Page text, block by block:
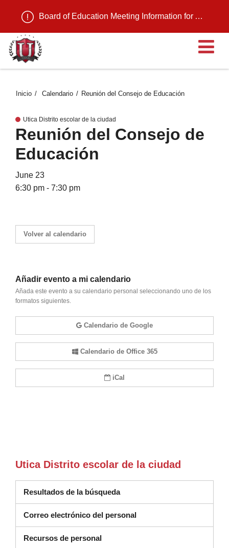
Board of Education Meeting Information for August 11, 2026
Inicio Calendario Reunión del Consejo de Educación
Utica Distrito escolar de la ciudad
Reunión del Consejo de
Educación
June 23
6:30 pm - 7:30 pm
Volver al calendario
Añadir evento a mi calendario
Añada este evento a su calendario personal seleccionando uno de los
formatos siguientes.
Calendario de Google
Calendario de Office 365
iCal
Utica Distrito escolar de la ciudad
Resultados de la búsqueda
Correo electrónico del personal
Recursos de personal